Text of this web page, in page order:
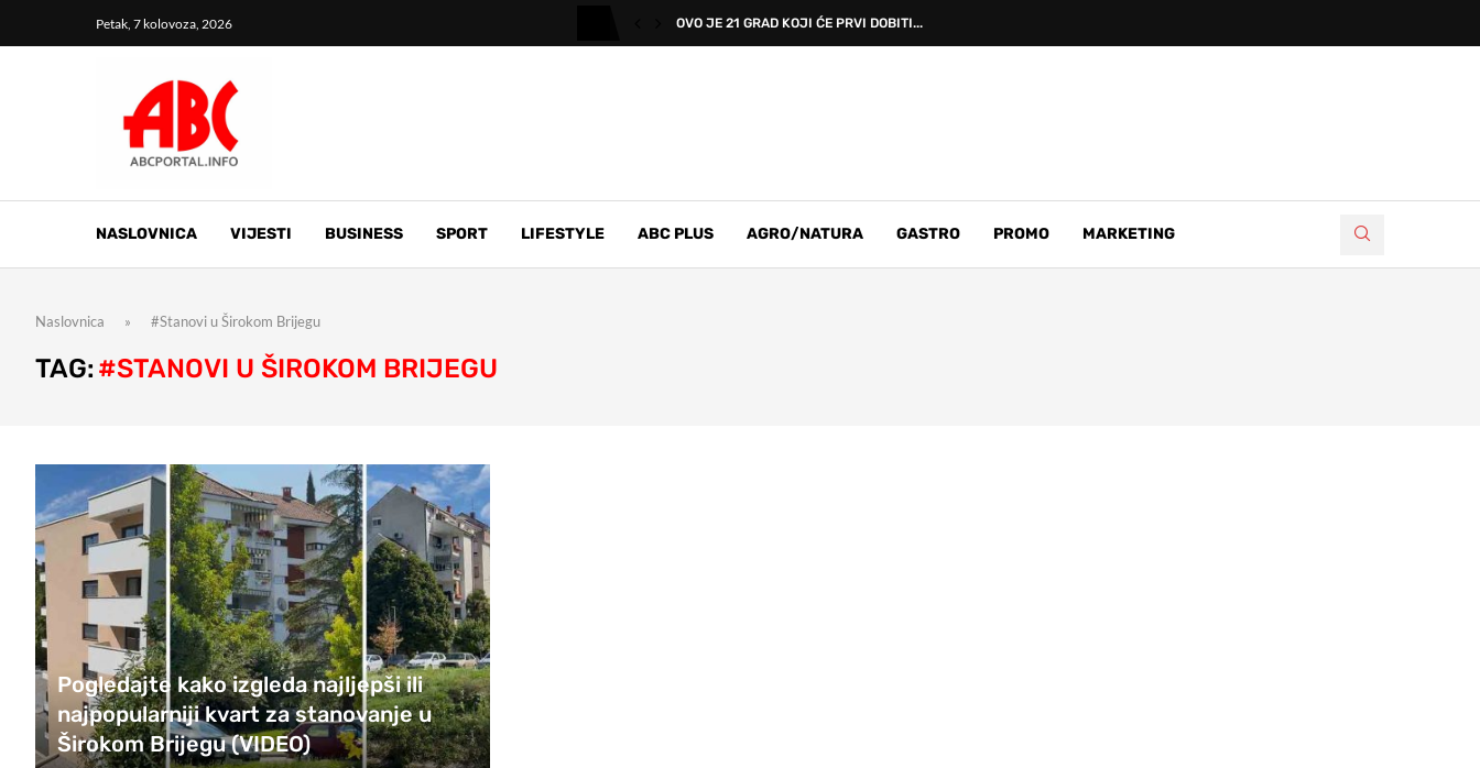
Petak, 7 kolovoza, 2026 OVO JE 21 GRAD KOJI ĆE PRVI DOBITI...
NASLOVNICA VIJESTI BUSINESS SPORT LIFESTYLE ABC PLUS AGRO/NATURA GASTRO PROMO MARKETING
Naslovnica » #Stanovi u Širokom Brijegu
TAG: #STANOVI U ŠIROKOM BRIJEGU
Pogledajte kako izgleda najljepši ili
najpopularniji kvart za stanovanje u
Širokom Brijegu (VIDEO)